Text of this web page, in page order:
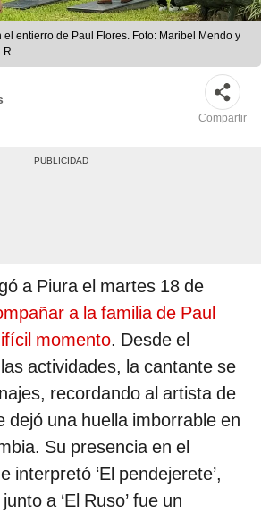
entierro de Paul Flores. Foto: Maribel Mendo y
Compartir
a Piura el martes 18 de
a la familia de Paul
momento. Desde el
actividades, la cantante se
recordando al artista de
dejó una huella imborrable en
Su presencia en el
interpretó ‘El pendejerete’,
a ‘El Ruso’ fue un